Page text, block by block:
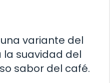
variante del
suavidad del
sabor del café.